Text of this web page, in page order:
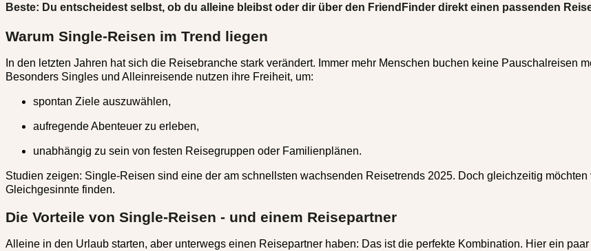
Beste: Du entscheidest selbst, ob du alleine bleibst oder dir über den FriendFinder direkt einen passenden
Warum Single-Reisen im Trend liegen
In den letzten Jahren hat sich die Reisebranche stark verändert. Immer mehr Menschen buchen keine Pauschalreisen
Besonders Singles und Alleinreisende nutzen ihre Freiheit, um:
spontan Ziele auszuwählen,
aufregende Abenteuer zu erleben,
unabhängig zu sein von festen Reisegruppen oder Familienplänen.
Studien zeigen: Single-Reisen sind eine der am schnellsten wachsenden Reisetrends 2025. Doch gleichzeitig
Gleichgesinnte finden.
Die Vorteile von Single-Reisen - und einem Reisepartner
Alleine in den Urlaub starten, aber unterwegs einen Reisepartner haben: Das ist die perfekte Kombination. Hier ein paar